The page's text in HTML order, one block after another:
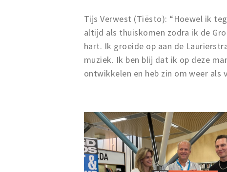
Tijs Verwest (Tiësto): “Hoewel ik
altijd als thuiskomen zodra ik de
hart. Ik groeide op aan de
muziek. Ik ben blij dat ik op deze
ontwikkelen en heb zin om weer als